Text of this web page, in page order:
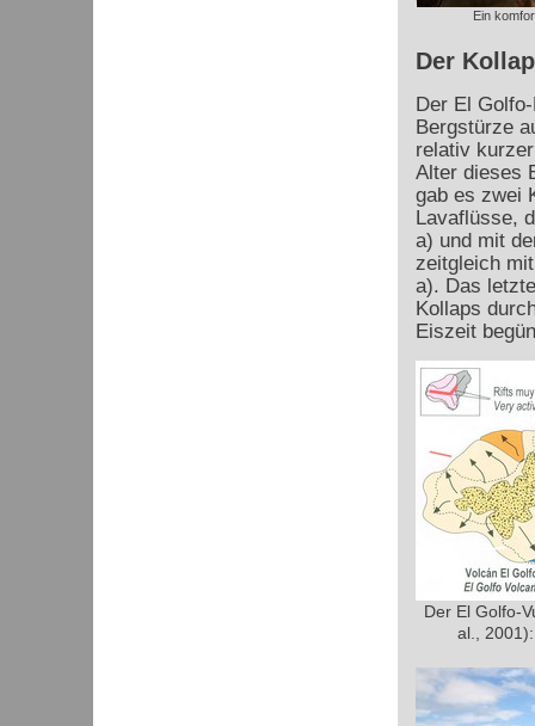
Ein
Der
Der El
Bergstürze
relativ
Alter dieses
gab es zwei
Lavaflüsse,
a) und mit
zeitgleich
a). Das
Kollaps
Eiszeit
Der El Golfo-
al.,